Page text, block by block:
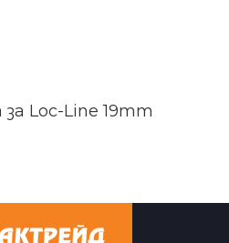
Loc-Line 19mm